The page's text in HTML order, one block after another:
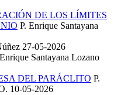
DE LOS LÍMITES
P. Enrique Santayana
27-05-2026
Santayana Lozano
DEL PARÁCLITO P.
10-05-2026